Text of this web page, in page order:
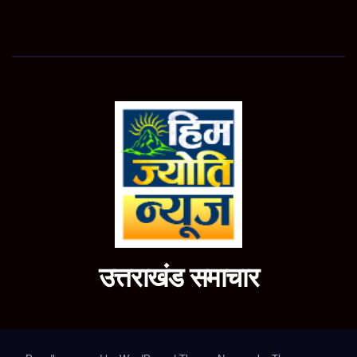
उत्तराखंड समाचार